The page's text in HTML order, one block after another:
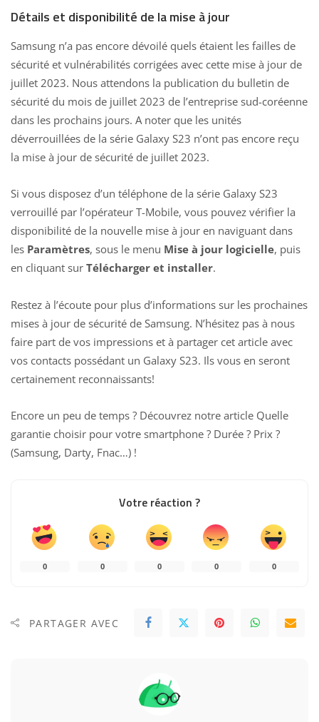
Détails et disponibilité de la mise à jour
Samsung n’a pas encore dévoilé quels étaient les failles de
sécurité et vulnérabilités corrigées avec cette mise à jour de
juillet 2023. Nous attendons la publication du bulletin de
sécurité du mois de juillet 2023 de l’entreprise sud-coréenne
dans les prochains jours. A noter que les unités
déverrouillées de la série Galaxy S23 n’ont pas encore reçu
la mise à jour de sécurité de juillet 2023.
Si vous disposez d’un téléphone de la série Galaxy S23
verrouillé par l’opérateur T-Mobile, vous pouvez vérifier la
disponibilité de la nouvelle mise à jour en naviguant dans
les Paramètres, sous le menu Mise à jour logicielle, puis
en cliquant sur Télécharger et installer.
Restez à l’écoute pour plus d’informations sur les prochaines
mises à jour de sécurité de Samsung. N’hésitez pas à nous
faire part de vos impressions et à partager cet article avec
vos contacts possédant un Galaxy S23. Ils vous en seront
certainement reconnaissants!
Encore un peu de temps ? Découvrez notre article Quelle
garantie choisir pour votre smartphone ? Durée ? Prix ?
(Samsung, Darty, Fnac…) !
Votre réaction ?
0 0 0 0 0
PARTAGER AVEC